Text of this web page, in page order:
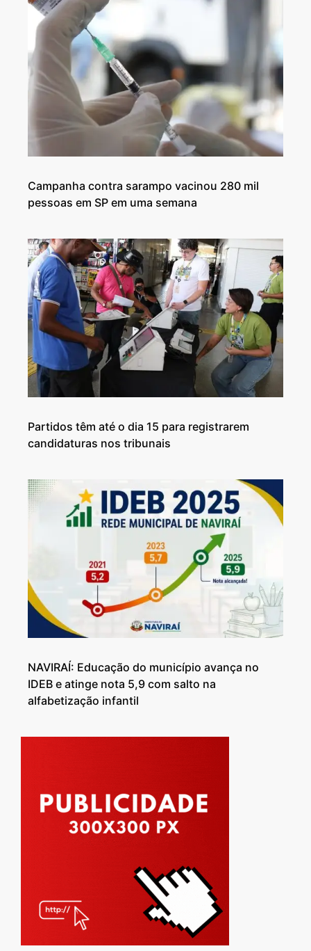
Campanha contra sarampo vacinou 280 mil
pessoas em SP em uma semana
Partidos têm até o dia 15 para registrarem
candidaturas nos tribunais
NAVIRAÍ: Educação do município avança no
IDEB e atinge nota 5,9 com salto na
alfabetização infantil